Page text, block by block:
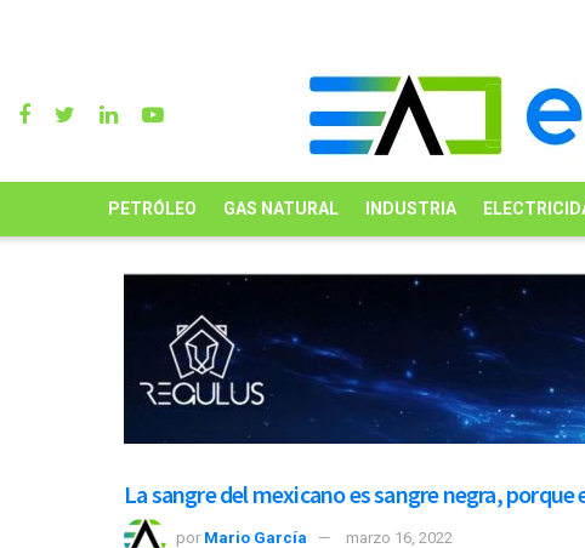
PETRÓLEO GAS NATURAL INDUSTRIA
La sangre del mexicano es sangre negra, porque
por Mario García marzo 16, 2022